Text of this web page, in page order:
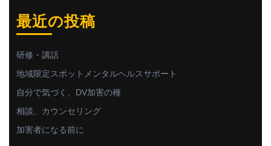
最近の投稿
研修・講話
地域限定スポットメンタルヘルスサポート
自分で気づく、DV加害の種
相談、カウンセリング
加害者になる前に